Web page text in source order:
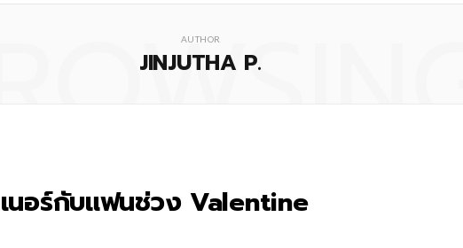
AUTHOR
JINJUTHA P.
นอร์กับแฟนช่วง Valentine